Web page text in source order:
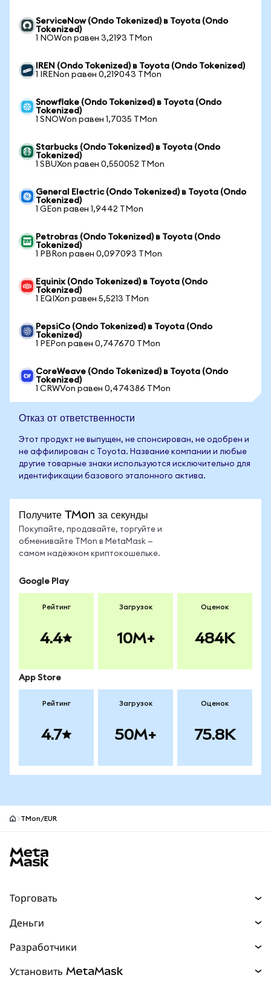
ServiceNow (Ondo Tokenized) в Toyota (Ondo
Tokenized)
1 NOWon равен 3,2193 TMon
IREN (Ondo Tokenized) в Toyota (Ondo Tokenized)
1 IRENon равен 0,219043 TMon
Snowflake (Ondo Tokenized) в Toyota (Ondo
Tokenized)
1 SNOWon равен 1,7035 TMon
Starbucks (Ondo Tokenized) в Toyota (Ondo
Tokenized)
1 SBUXon равен 0,550052 TMon
General Electric (Ondo Tokenized) в Toyota (Ondo
Tokenized)
1 GEon равен 1,9442 TMon
Petrobras (Ondo Tokenized) в Toyota (Ondo
Tokenized)
1 PBRon равен 0,097093 TMon
Equinix (Ondo Tokenized) в Toyota (Ondo
Tokenized)
1 EQIXon равен 5,5213 TMon
PepsiCo (Ondo Tokenized) в Toyota (Ondo
Tokenized)
1 PEPon равен 0,747670 TMon
CoreWeave (Ondo Tokenized) в Toyota (Ondo
Tokenized)
1 CRWVon равен 0,474386 TMon
Отказ от ответственности
Этот продукт не выпущен, не спонсирован, не одобрен и
не аффилирован с Toyota. Название компании и любые
другие товарные знаки используются исключительно для
идентификации базового эталонного актива.
Получите TMon за секунды
Покупайте, продавайте, торгуйте и
обменивайте TMon в MetaMask —
самом надёжном криптокошельке.
Google Play
Рейтинг
4.4
Загрузок
10M+
Оценок
484K
App Store
Рейтинг
4.7
Загрузок
50M+
Оценок
75.8K
TMon/EUR
Торговать
Прогнозы
Перпы НОВИНКА
Деньги
mUSD
Разработчики
Установить MetaMask